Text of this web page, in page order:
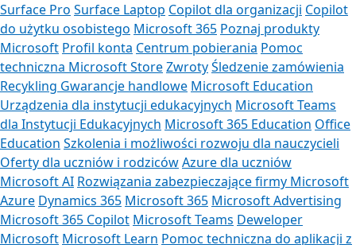
Surface Pro Surface Laptop Copilot dla organizacji Copilot
do użytku osobistego Microsoft 365 Poznaj produkty
Microsoft Profil konta Centrum pobierania Pomoc
techniczna Microsoft StoreZwrotyŚledzenie zamówienia
Recykling Gwarancje handlowe Microsoft Education
Urządzenia dla instytucji edukacyjnych Microsoft Teams
dla Instytucji Edukacyjnych Microsoft 365 Education Office
Education Szkolenia i możliwości rozwoju dla nauczycieli
Oferty dla uczniów i rodzicówAzure dla uczniów
Microsoft AI Rozwiązania zabezpieczające firmy Microsoft
Azure Dynamics 365 Microsoft 365 Microsoft Advertising
Microsoft 365 Copilot Microsoft Teams Deweloper
Microsoft Microsoft Learn Pomoc techniczna do aplikacji z